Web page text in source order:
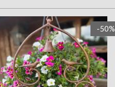
-50%